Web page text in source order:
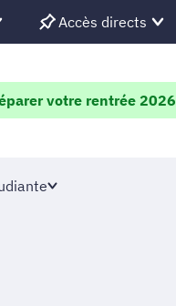
Accès directs
votre rentrée 2026